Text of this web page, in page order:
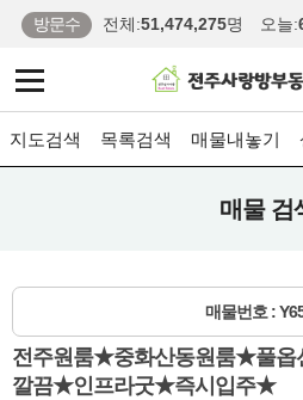
방문수 전체:51,474,275명 오늘:
지도검색 목록검색 매물내놓기
매물 검
매물번호 :
전주원룸★중화산동원룸★풀
깔끔★인프라굿★즉시입주★